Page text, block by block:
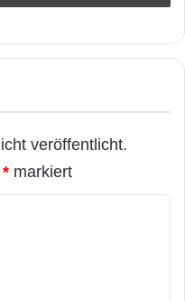
veröffentlicht.
* markiert